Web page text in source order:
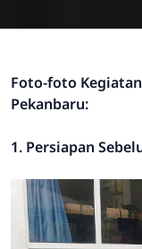
Foto-foto
Pekanbaru:
1. Persiapan